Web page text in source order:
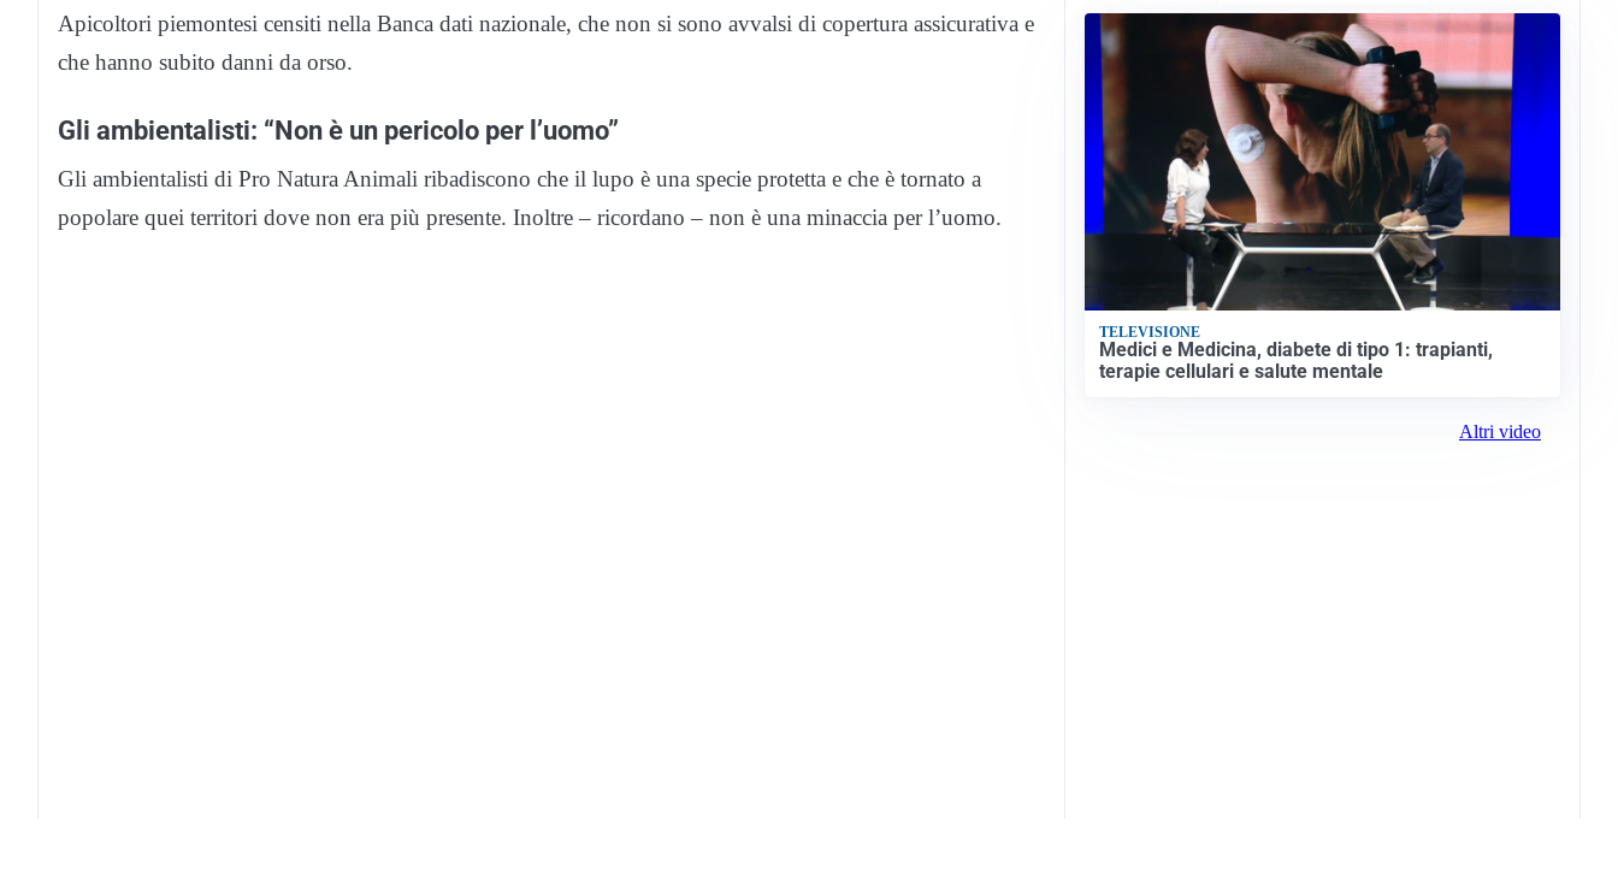
Apicoltori piemontesi censiti nella Banca dati nazionale, che non si sono avvalsi di copertura assicurativa e
che hanno subito danni da orso.
Gli ambientalisti: “Non è un pericolo per l’uomo”
Gli ambientalisti di Pro Natura Animali ribadiscono che il lupo è una specie protetta e che è tornato a
popolare quei territori dove non era più presente. Inoltre – ricordano – non è una minaccia per l’uomo.
TELEVISIONE
Medici e Medicina, diabete di tipo 1: trapianti,
terapie cellulari e salute mentale
Altri video